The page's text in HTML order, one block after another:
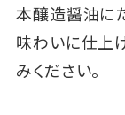
本醸造醤油に
味わいに仕上
みください。